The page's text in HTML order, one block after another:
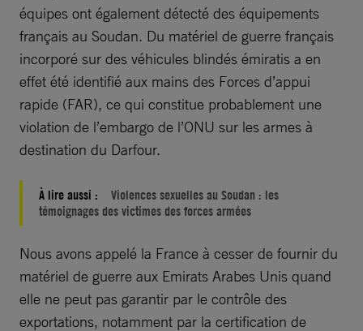
équipes ont également détecté des équipements
français au Soudan. Du matériel de guerre français
incorporé sur des véhicules blindés émiratis a en
effet été identifié aux mains des Forces d’appui
rapide (FAR), ce qui constitue probablement une
violation de l’embargo de l’ONU sur les armes à
destination du Darfour.
À lire aussi :
Violences sexuelles au Soudan : les
témoignages des victimes des forces armées
Nous avons appelé la France à cesser de fournir du
matériel de guerre aux Emirats Arabes Unis quand
elle ne peut pas garantir par le contrôle des
exportations, notamment par la certification de